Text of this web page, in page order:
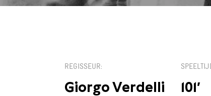
REGISSEUR
Giorgo Verdelli 101′